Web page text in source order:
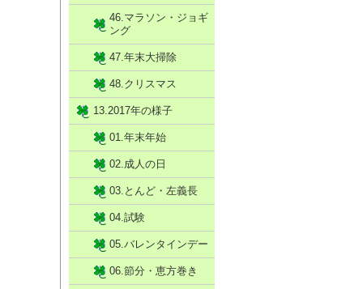
46.マラソン・ジョギ
ング
47.年末大掃除
48.クリスマス
13.2017年の様子
01.年末年始
02.成人の日
03.とんど・左義長
04.試験
05.バレンタインデー
06.節分・恵方巻き